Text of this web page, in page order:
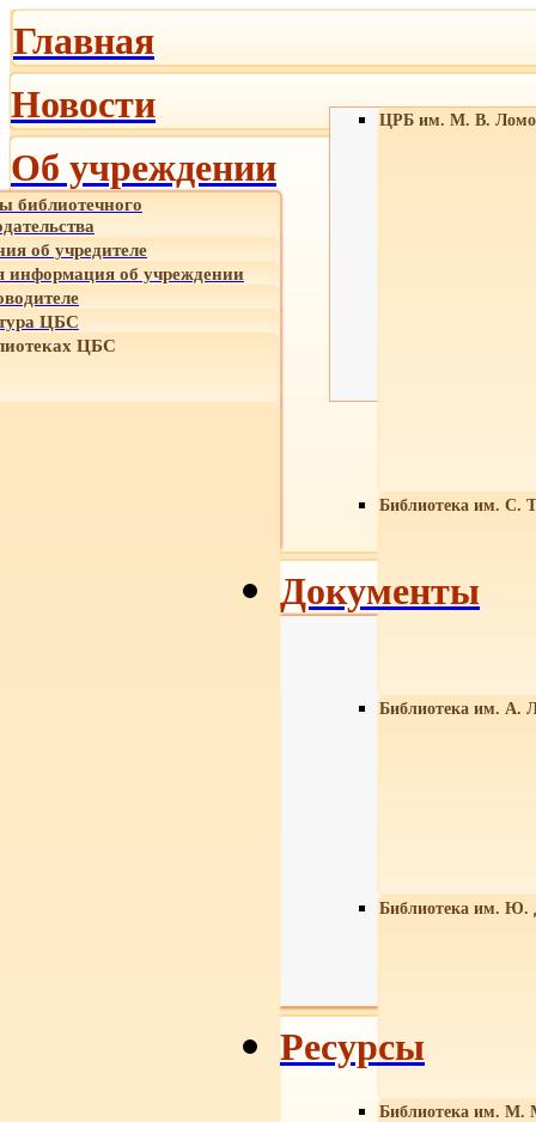
Главная
Новости
Об учреждении
библиотечного
об учредителе
об учреждении
ЦБС
ЦБС
ЦРБ им. М. В.
Библиотека им. С.
Библиотека им. А.
Библиотека им. Ю.
Библиотека им. М.
Документы
Ресурсы